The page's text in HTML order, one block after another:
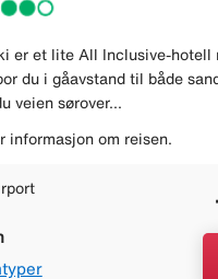
er et lite All Inclusive-hotell
du i gåavstand til både
veien sørover...
informasjon om reisen.